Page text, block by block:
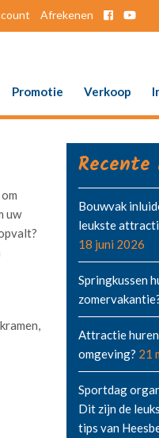
Afrekenen
Promotie Verkoop
uw
Bouwvak
leukste
18 juni 2026
Springkussen
Attractie
omgeving? 21
Sportdag
Dit zijn de
tips van